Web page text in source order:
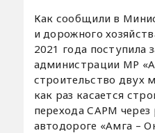
Как сообщили в
и дорожного
2021 года поступила
администрации МР
строительство двух
как раз касается
перехода САРМ
автодороге «Амга –